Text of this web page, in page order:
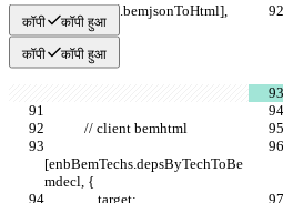
            [techs.bemjsonToHtml],
कॉपी कॉपी हुआ
कॉपी कॉपी हुआ
            // client bemhtml
[enbBemTechs.depsByTechToBe
mdecl, {